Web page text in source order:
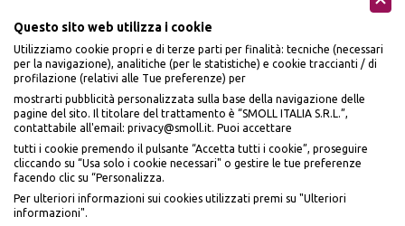
Accettiamo
Seguici sui social
Questo sito web utilizza i cookie
Utilizziamo cookie propri e di terze parti per finalità: tecniche (necessari
per la navigazione), analitiche (per le statistiche) e cookie traccianti / di
profilazione (relativi alle Tue preferenze) per
mostrarti pubblicità personalizzata sulla base della navigazione delle
pagine del sito. Il titolare del trattamento è “SMOLL ITALIA S.R.L.”,
contattabile all'email: privacy@smoll.it. Puoi accettare
tutti i cookie premendo il pulsante “Accetta tutti i cookie”, proseguire
cliccando su “Usa solo i cookie necessari" o gestire le tue preferenze
facendo clic su “Personalizza.
Per ulteriori informazioni sui cookies utilizzati premi su "Ulteriori
informazioni".
BENVENUTO DA
PIÙME